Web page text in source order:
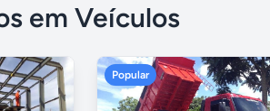
em Veículos
Popular